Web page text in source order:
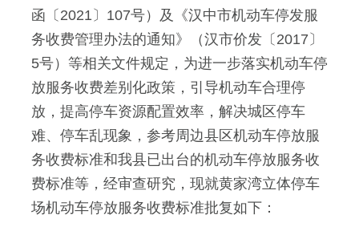
函〔2021〕107号）及《汉中市机动车停发服
务收费管理办法的通知》（汉市价发〔2017〕
5号）等相关文件规定，为进一步落实机动车停
放服务收费差别化政策，引导机动车合理停
放，提高停车资源配置效率，解决城区停车
难、停车乱现象，参考周边县区机动车停放服
务收费标准和我县已出台的机动车停放服务收
费标准等，经审查研究，现就黄家湾立体停车
场机动车停放服务收费标准批复如下：